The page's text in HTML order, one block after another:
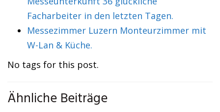
Facharbeiter in den letzten Tagen.
Messezimmer Luzern Monteurzimmer mit
W-Lan & Küche.
No tags for this post.
Ähnliche Beiträge